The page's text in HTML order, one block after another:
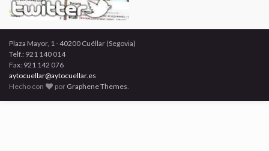
Plaza Mayor, 1 - 40200 Cuéllar (Segovia)
Telf.: 921 140 014
Fax: 921 142 076
aytocuellar@aytocuellar.es
Hecho con
por Graphene Themes.